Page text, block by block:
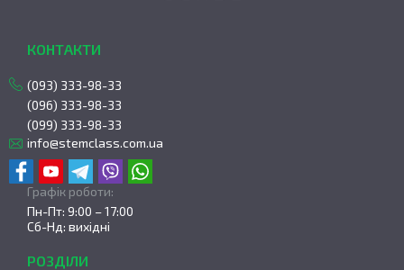
КОНТАКТИ
(093) 333-98-33
(096) 333-98-33
(099) 333-98-33
info@stemclass.com.ua
Графік роботи:
Пн-Пт: 9:00 – 17:00
Сб-Нд: вихідні
РОЗДІЛИ